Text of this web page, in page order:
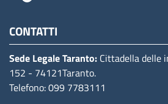
CONTATTI
Sede Legale Taranto: Cittadella delle
152 - 74121Taranto.
Telefono: 099 7783111